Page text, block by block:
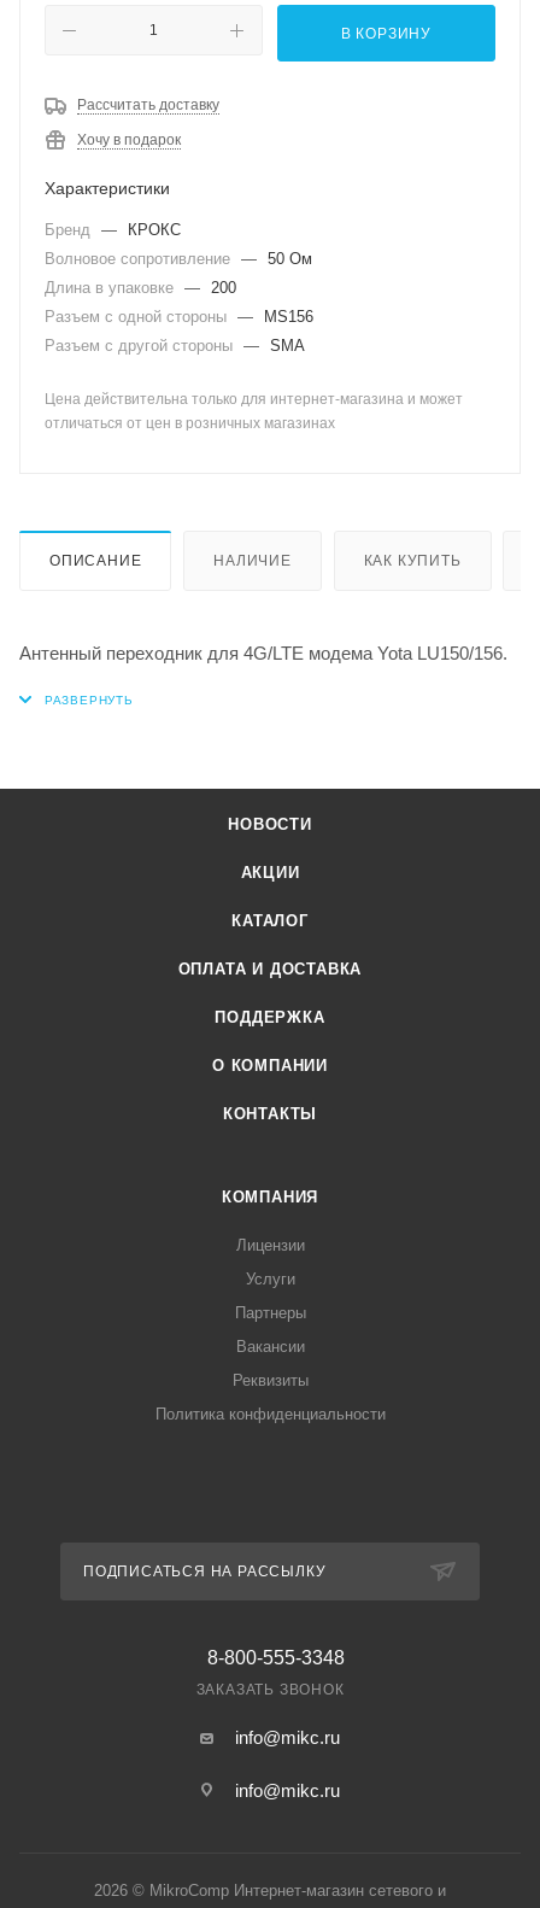
В КОРЗИНУ
Рассчитать доставку
Хочу в подарок
Характеристики
Бренд —
КРОКС
Волновое сопротивление — 50 Ом
Длина в упаковке — 200
Разъем с одной стороны —
MS156
Разъем с другой стороны — SMA
Цена действительна только для интернет-магазина и может
отличаться от цен в розничных магазинах
ОПИСАНИЕ НАЛИЧИЕ КАК КУПИТЬ
Антенный переходник для 4G/LTE модема Yota LU150/156.
НОВОСТИ
АКЦИИ
КАТАЛОГ
ОПЛАТА И ДОСТАВКА
ПОДДЕРЖКА
О КОМПАНИИ
КОНТАКТЫ
КОМПАНИЯ
Лицензии
Услуги
Партнеры
Вакансии
Реквизиты
Политика конфиденциальности
ПОДПИСАТЬСЯ НА РАССЫЛКУ
8-800-555-3348
ЗАКАЗАТЬ ЗВОНОК
info@mikc.ru
info@mikc.ru
2026 © MikroComp Интернет-магазин сетевого и